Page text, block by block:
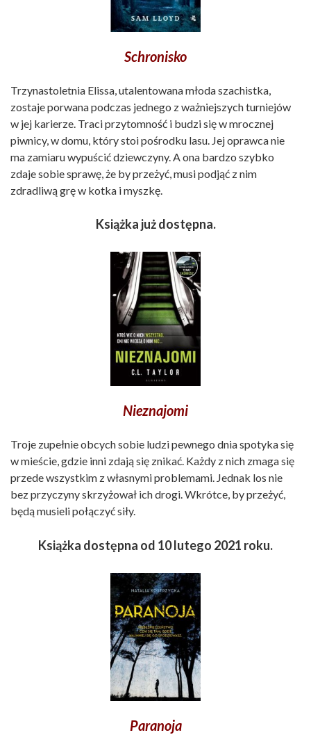
Schronisko
Trzynastoletnia Elissa, utalentowana młoda szachistka,
zostaje porwana podczas jednego z ważniejszych turniejów
w jej karierze. Traci przytomność i budzi się w mrocznej
piwnicy, w domu, który stoi pośrodku lasu. Jej oprawca nie
ma zamiaru wypuścić dziewczyny. A ona bardzo szybko
zdaje sobie sprawę, że by przeżyć, musi podjąć z nim
zdradliwą grę w kotka i myszkę.
Książka już dostępna.
Nieznajomi
Troje zupełnie obcych sobie ludzi pewnego dnia spotyka się
w mieście, gdzie inni zdają się znikać. Każdy z nich zmaga się
przede wszystkim z własnymi problemami. Jednak los nie
bez przyczyny skrzyżował ich drogi. Wkrótce, by przeżyć,
będą musieli połączyć siły.
Książka dostępna od 10 lutego 2021 roku.
Paranoja